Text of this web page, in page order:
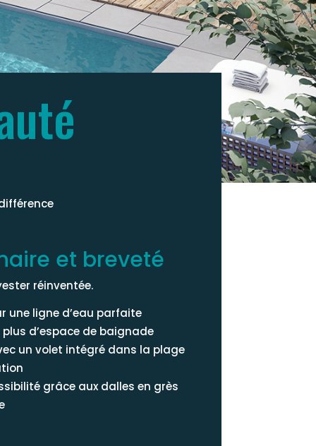
et breveté
réinventée.
une ligne d’eau parfaite
d’espace de baignade
un volet intégré dans la plage
grâce aux dalles en grès